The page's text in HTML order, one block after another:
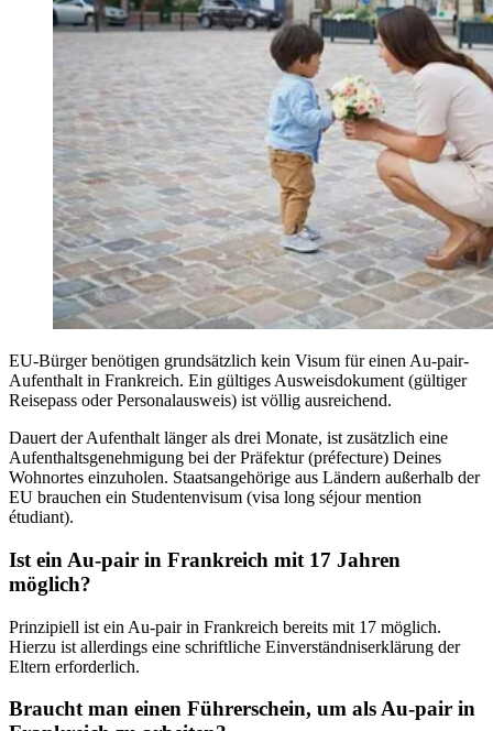
EU-Bürger benötigen grundsätzlich kein Visum für einen Au-pair-
Aufenthalt in Frankreich. Ein gültiges Ausweisdokument (gültiger
Reisepass oder Personalausweis) ist völlig ausreichend.
Dauert der Aufenthalt länger als drei Monate, ist zusätzlich eine
Aufenthaltsgenehmigung bei der Präfektur (préfecture) Deines
Wohnortes einzuholen. Staatsangehörige aus Ländern außerhalb der
EU brauchen ein Studentenvisum (visa long séjour mention
étudiant).
Ist ein Au-pair in Frankreich mit 17 Jahren
möglich?
Prinzipiell ist ein Au-pair in Frankreich bereits mit 17 möglich.
Hierzu ist allerdings eine schriftliche Einverständniserklärung der
Eltern erforderlich.
Braucht man einen Führerschein, um als Au-pair in